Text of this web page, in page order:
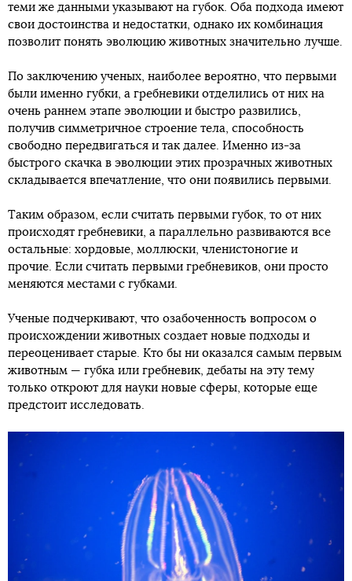
теми же данными указывают на губок. Оба подхода имеют
свои достоинства и недостатки, однако их комбинация
позволит понять эволюцию животных значительно лучше.
По заключению ученых, наиболее вероятно, что первыми
были именно губки, а гребневики отделились от них на
очень раннем этапе эволюции и быстро развились,
получив симметричное строение тела, способность
свободно передвигаться и так далее. Именно из-за
быстрого скачка в эволюции этих прозрачных животных
складывается впечатление, что они появились первыми.
Таким образом, если считать первыми губок, то от них
происходят гребневики, а параллельно развиваются все
остальные: хордовые, моллюски, членистоногие и
прочие. Если считать первыми гребневиков, они просто
меняются местами с губками.
Ученые подчеркивают, что озабоченность вопросом о
происхождении животных создает новые подходы и
переоценивает старые. Кто бы ни оказался самым первым
животным — губка или гребневик, дебаты на эту тему
только откроют для науки новые сферы, которые еще
предстоит исследовать.